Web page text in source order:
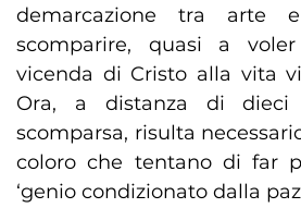
demarcazione tra arte
scomparire, quasi a
vicenda di Cristo alla vita
Ora, a distanza di
scomparsa, risulta
coloro che tentano di far
‘genio condizionato dalla